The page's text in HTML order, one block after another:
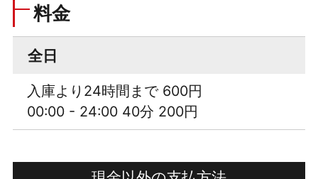
料金
全日
入庫より24時間まで 600円
00:00 - 24:00 40分 200円